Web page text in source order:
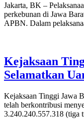
Jakarta, BK –
perkebunan di Jawa
APBN. Dalam
Kejaksaan
Selamatkan
Kejaksaan Tinggi Jawa
telah berkontribusi
3.240.240.557.318 (tiga